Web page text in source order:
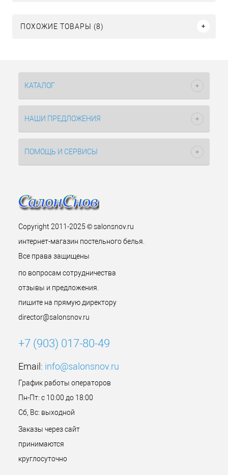
ПОХОЖИЕ ТОВАРЫ (8)
КАТАЛОГ
НАШИ ПРЕДЛОЖЕНИЯ
ПОМОЩЬ И СЕРВИСЫ
Copyright 2011-2025 © salonsnov.ru
интернет-магазин постельного белья.
Все права защищены
по вопросам сотрудничества
отзывы и предложения.
пишите на прямую директору
director@salonsnov.ru
+7 (903) 017-80-49
Email: info@salonsnov.ru
График работы операторов
Пн-Пт: с 10:00 до 18:00
Сб, Вс: выходной
Заказы через сайт
принимаются
круглосуточно